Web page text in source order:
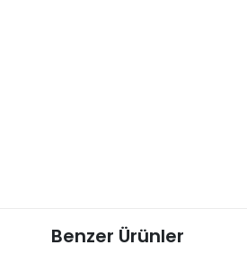
Benzer Ürünler